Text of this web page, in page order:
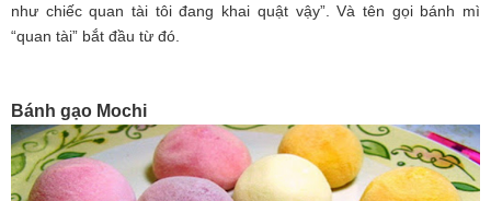
như chiếc quan tài tôi đang khai quật vậy”. Và tên gọi bánh mì
“quan tài” bắt đầu từ đó.
Bánh gạo Mochi